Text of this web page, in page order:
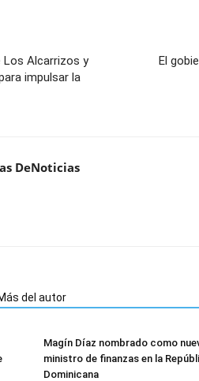
Alcarrizos y
impulsar la
El
DeNoticias
del autor
Magín Díaz nombrado como
ministro de finanzas en la
Dominicana